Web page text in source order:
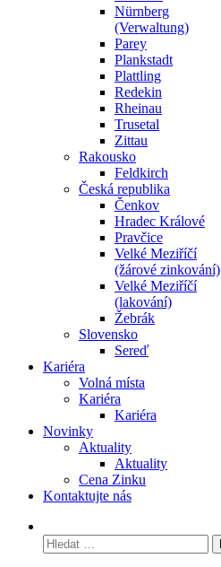
Nürnberg
(Verwaltung)
Parey
Plankstadt
Plattling
Redekin
Rheinau
Trusetal
Zittau
Rakousko
Feldkirch
Česká republika
Čenkov
Hradec Králové
Pravčice
Velké Meziříčí
(žárové zinkování)
Velké Meziříčí
(lakování)
Žebrák
Slovensko
Sereď
Kariéra
Volná místa
Kariéra
Kariéra
Novinky
Aktuality
Aktuality
Cena Zinku
Kontaktujte nás
Vyhledávání